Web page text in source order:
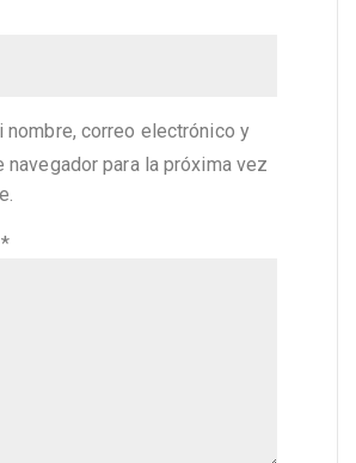
nombre, correo electrónico y
navegador para la próxima vez
*